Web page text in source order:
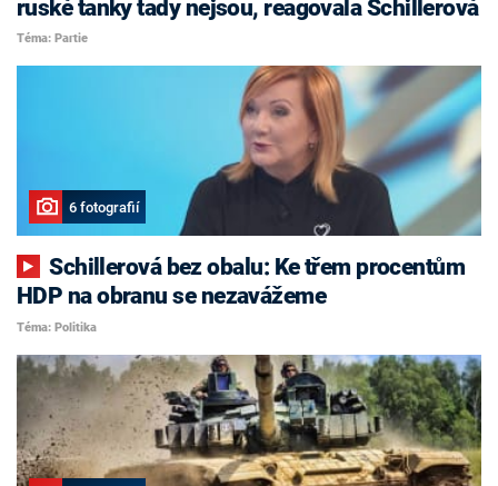
ruské tanky tady nejsou, reagovala Schillerová
Téma: Partie
6 fotografií
Schillerová bez obalu: Ke třem procentům
HDP na obranu se nezavážeme
Téma: Politika